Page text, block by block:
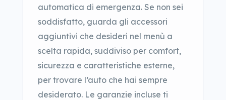
automatica di emergenza. Se non sei
soddisfatto, guarda gli accessori
aggiuntivi che desideri nel menù a
scelta rapida, suddiviso per comfort,
sicurezza e caratteristiche esterne,
per trovare l’auto che hai sempre
desiderato. Le garanzie incluse ti